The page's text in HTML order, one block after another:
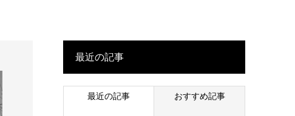
最近の記事
最近の記事 おすすめ記事